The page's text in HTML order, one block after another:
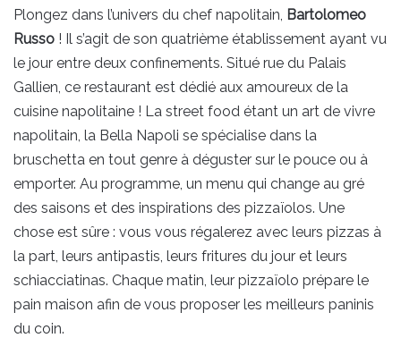
Plongez dans l’univers du chef napolitain, Bartolomeo
Russo ! Il s’agit de son quatrième établissement ayant vu
le jour entre deux confinements. Situé rue du Palais
Gallien, ce restaurant est dédié aux amoureux de la
cuisine napolitaine ! La street food étant un art de vivre
napolitain, la Bella Napoli se spécialise dans la
bruschetta en tout genre à déguster sur le pouce ou à
emporter. Au programme, un menu qui change au gré
des saisons et des inspirations des pizzaïolos. Une
chose est sûre : vous vous régalerez avec leurs pizzas à
la part, leurs antipastis, leurs fritures du jour et leurs
schiacciatinas. Chaque matin, leur pizzaïolo prépare le
pain maison afin de vous proposer les meilleurs paninis
du coin.